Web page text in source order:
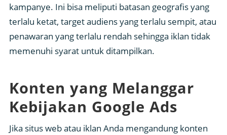
kampanye. Ini bisa meliputi batasan geografis yang
terlalu ketat, target audiens yang terlalu sempit, atau
penawaran yang terlalu rendah sehingga iklan tidak
memenuhi syarat untuk ditampilkan.
Konten yang Melanggar
Kebijakan Google Ads
Jika situs web atau iklan Anda mengandung konten